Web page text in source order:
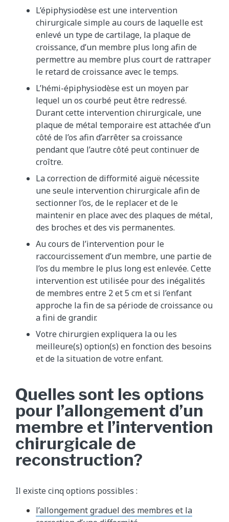
L’épiphysiodèse est une intervention
chirurgicale simple au cours de laquelle est
enlevé un type de cartilage, la plaque de
croissance, d’un membre plus long afin de
permettre au membre plus court de rattraper
le retard de croissance avec le temps.
L’hémi-épiphysiodèse est un moyen par
lequel un os courbé peut être redressé.
Durant cette intervention chirurgicale, une
plaque de métal temporaire est attachée d’un
côté de l’os afin d’arrêter sa croissance
pendant que l’autre côté peut continuer de
croître.
La correction de difformité aiguë nécessite
une seule intervention chirurgicale afin de
sectionner l’os, de le replacer et de le
maintenir en place avec des plaques de métal,
des broches et des vis permanentes.
Au cours de l’intervention pour le
raccourcissement d’un membre, une partie de
l’os du membre le plus long est enlevée. Cette
intervention est utilisée pour des inégalités
de membres entre 2 et 5 cm et si l’enfant
approche la fin de sa période de croissance ou
a fini de grandir.
Votre chirurgien expliquera la ou les
meilleure(s) option(s) en fonction des besoins
et de la situation de votre enfant.
Quelles sont les options
pour l’allongement d’un
membre et l’intervention
chirurgicale de
reconstruction?
Il existe cinq options possibles :
l’allongement graduel des membres et la